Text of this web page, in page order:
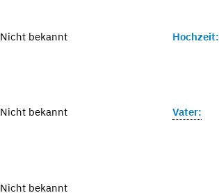
Nicht bekannt Hochzeit:
Nicht bekannt Vater:
Nicht bekannt